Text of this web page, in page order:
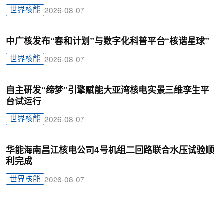
世界核能 2026-08-07
中广核发布“春和计划”与数字化科普平台“核谐星球”
世界核能 2026-08-07
自主研发“缔梦”引擎赋能大亚湾核电实景三维孪生平
台试运行
世界核能 2026-08-07
华能海南昌江核电公司4号机组二回路联合水压试验顺
利完成
世界核能 2026-08-07